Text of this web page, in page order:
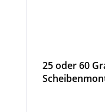
25 oder 60